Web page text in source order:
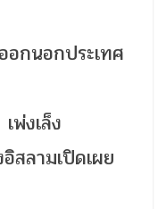
กนอกประเทศ
พ่งเล็ง
สลามเปิดเผย